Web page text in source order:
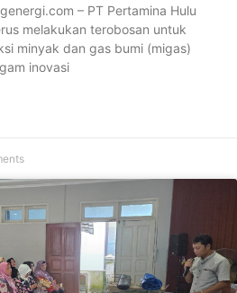
– PT Pertamina Hulu
melakukan terobosan untuk
minyak dan gas bumi (migas)
inovasi